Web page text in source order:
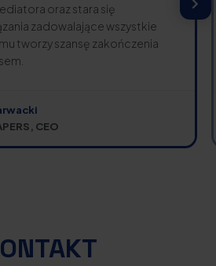
oraz stara się
zadowalające wszystkie
tworzy szansę zakończenia
CEO